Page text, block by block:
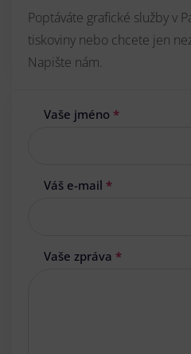
Poptáváte grafické služby v
tiskoviny nebo chcete jen
Napište nám.
Vaše jméno *
Váš e-mail *
Vaše zpráva *